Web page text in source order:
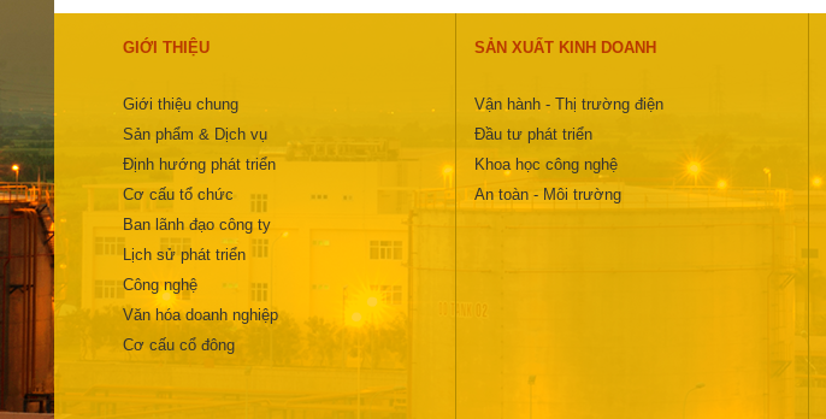
GIỚI THIỆU
Giới thiệu chung
Sản phẩm & Dịch vụ
Định hướng phát triển
Cơ cấu tổ chức
Ban lãnh đạo công ty
Lịch sử phát triển
Công nghệ
Văn hóa doanh nghiệp
Cơ cấu cổ đông
SẢN XUẤT KINH DOANH
Vận hành - Thị trường điện
Đầu tư phát triển
Khoa học công nghệ
An toàn - Môi trường